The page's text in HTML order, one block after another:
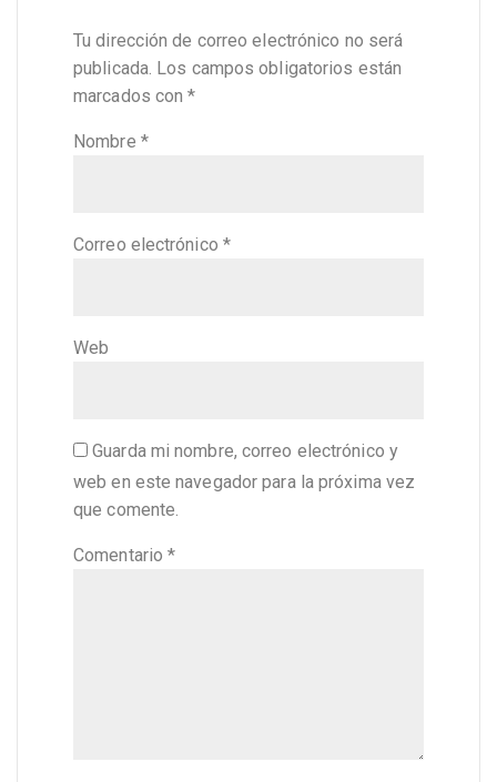
Tu dirección de correo electrónico no será
publicada. Los campos obligatorios están
marcados con*
Nombre *
Correo electrónico *
Web
Guarda mi nombre, correo electrónico y
web en este navegador para la próxima vez
que comente.
Comentario*